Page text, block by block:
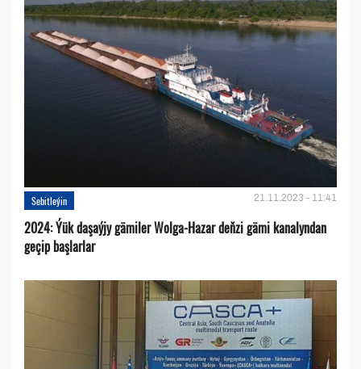
Sebitleýin 21.11.2023 - 11:41
2024: Ýük daşaýjy gämiler Wolga-Hazar deňzi gämi kanalyndan
geçip başlarlar